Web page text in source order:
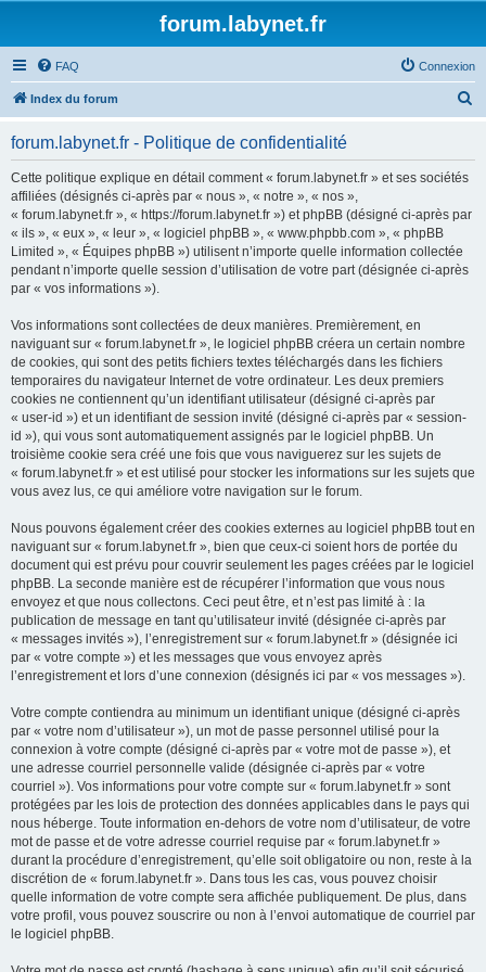
forum.labynet.fr
FAQ Connexion
Index du forum
forum.labynet.fr - Politique de confidentialité
Cette politique explique en détail comment « forum.labynet.fr » et ses sociétés
affiliées (désignés ci-après par « nous », « notre », « nos »,
« forum.labynet.fr », « https://forum.labynet.fr ») et phpBB (désigné ci-après par
« ils », « eux », « leur », « logiciel phpBB », « www.phpbb.com », « phpBB
Limited », « Équipes phpBB ») utilisent n’importe quelle information collectée
pendant n’importe quelle session d’utilisation de votre part (désignée ci-après
par « vos informations »).
Vos informations sont collectées de deux manières. Premièrement, en
naviguant sur « forum.labynet.fr », le logiciel phpBB créera un certain nombre
de cookies, qui sont des petits fichiers textes téléchargés dans les fichiers
temporaires du navigateur Internet de votre ordinateur. Les deux premiers
cookies ne contiennent qu’un identifiant utilisateur (désigné ci-après par
« user-id ») et un identifiant de session invité (désigné ci-après par « session-
id »), qui vous sont automatiquement assignés par le logiciel phpBB. Un
troisième cookie sera créé une fois que vous naviguerez sur les sujets de
« forum.labynet.fr » et est utilisé pour stocker les informations sur les sujets que
vous avez lus, ce qui améliore votre navigation sur le forum.
Nous pouvons également créer des cookies externes au logiciel phpBB tout en
naviguant sur « forum.labynet.fr », bien que ceux-ci soient hors de portée du
document qui est prévu pour couvrir seulement les pages créées par le logiciel
phpBB. La seconde manière est de récupérer l’information que vous nous
envoyez et que nous collectons. Ceci peut être, et n’est pas limité à : la
publication de message en tant qu’utilisateur invité (désignée ci-après par
« messages invités »), l’enregistrement sur « forum.labynet.fr » (désignée ici
par « votre compte ») et les messages que vous envoyez après
l’enregistrement et lors d’une connexion (désignés ici par « vos messages »).
Votre compte contiendra au minimum un identifiant unique (désigné ci-après
par « votre nom d’utilisateur »), un mot de passe personnel utilisé pour la
connexion à votre compte (désigné ci-après par « votre mot de passe »), et
une adresse courriel personnelle valide (désignée ci-après par « votre
courriel »). Vos informations pour votre compte sur « forum.labynet.fr » sont
protégées par les lois de protection des données applicables dans le pays qui
nous héberge. Toute information en-dehors de votre nom d’utilisateur, de votre
mot de passe et de votre adresse courriel requise par « forum.labynet.fr »
durant la procédure d’enregistrement, qu’elle soit obligatoire ou non, reste à la
discrétion de « forum.labynet.fr ». Dans tous les cas, vous pouvez choisir
quelle information de votre compte sera affichée publiquement. De plus, dans
votre profil, vous pouvez souscrire ou non à l’envoi automatique de courriel par
le logiciel phpBB.